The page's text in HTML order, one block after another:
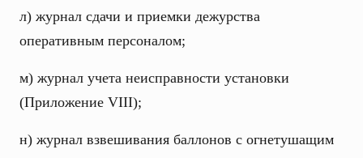
л) журнал сдачи и приемки дежурства
оперативным персоналом;
м) журнал учета неисправности установки
(Приложение VIII);
н) журнал взвешивания баллонов с огнетушащим